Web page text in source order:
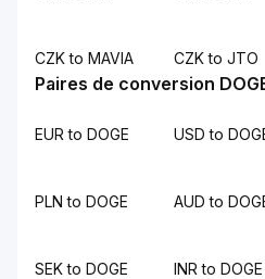
CZK to MAVIA CZK to JTO
Paires de conversion
EUR to DOGE USD to
PLN to DOGE AUD to
SEK to DOGE INR to DOGE